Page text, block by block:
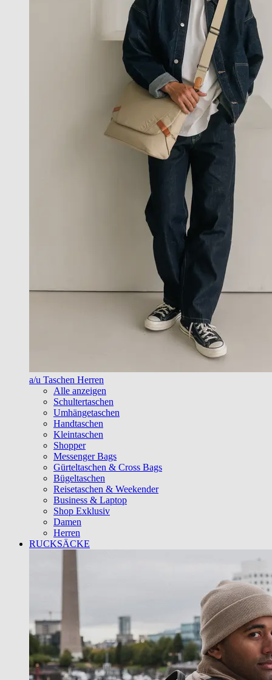
a/u Taschen Herren
Alle anzeigen
Schultertaschen
Umhängetaschen
Handtaschen
Kleintaschen
Shopper
Messenger Bags
Gürteltaschen & Cross Bags
Bügeltaschen
Reisetaschen & Weekender
Business & Laptop
Shop Exklusiv
Damen
Herren
RUCKSÄCKE